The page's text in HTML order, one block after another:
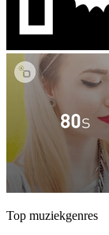
Top muziekgenres